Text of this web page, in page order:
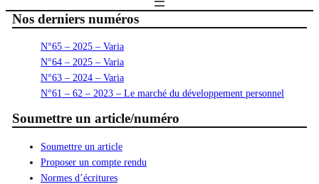
Nos derniers numéros
N°65 – 2025 – Varia
N°64 – 2025 – Varia
N°63 – 2024 – Varia
N°61 – 62 – 2023 – Le marché du développement personnel
Soumettre un article/numéro
Soumettre un article
Proposer un compte rendu
Normes d’écritures